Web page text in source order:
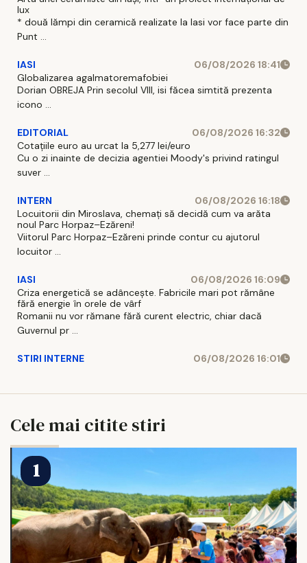
lux
* două lămpi din ceramică realizate la Iasi vor face parte din
Punt ...
IASI
06/08/2026 18:41
Globalizarea agalmatoremafobiei
Dorian OBREJA Prin secolul VIII, isi făcea simtită prezenta
icono ...
EDITORIAL
06/08/2026 16:32
Cotațiile euro au urcat la 5,277 lei/euro
Cu o zi inainte de decizia agentiei Moody's privind ratingul
suver ...
INTERN
06/08/2026 16:18
Locuitorii din Miroslava, chemați să decidă cum va arăta
noul Parc Horpaz–Ezăreni!
Viitorul Parc Horpaz–Ezăreni prinde contur cu ajutorul
locuitor ...
IASI
06/08/2026 16:09
Criza energetică se adâncește. Fabricile mari pot rămâne
fără energie în orele de vârf
Romanii nu vor rămane fără curent electric, chiar dacă
Guvernul pr ...
STIRI INTERNE 06/08/2026 16:01
Cele mai citite stiri